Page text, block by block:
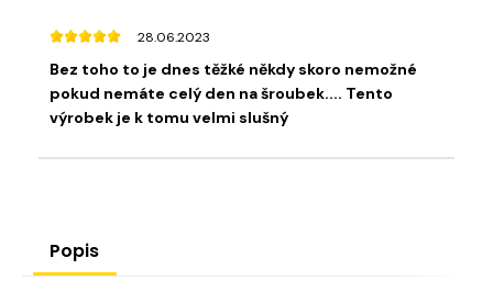
28.06.2023
Bez toho to je dnes těžké někdy skoro nemožné
pokud nemáte celý den na šroubek.... Tento
výrobek je k tomu velmi slušný
Popis